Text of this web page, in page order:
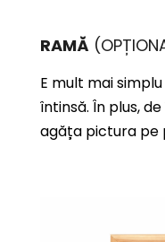
RAMĂ
E mult mai
întinsă. În plus,
agăța pictura pe